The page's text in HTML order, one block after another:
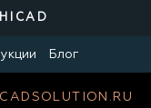
Блог
CADSOLUTION.RU